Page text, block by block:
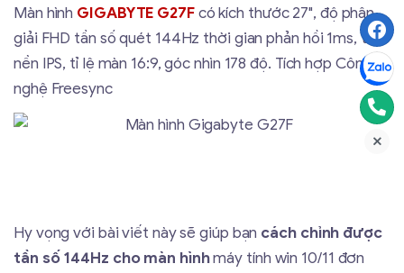
Màn hình GIGABYTE G27Fcó kích thước 27", độ phân
giải FHD tần số quét 144Hz thời gian phản hồi 1ms, tấm
nền IPS, tỉ lệ màn 16:9, góc nhìn 178 độ. Tích hợp Công
nghệ Freesync
Hy vọng với bài viết này sẽ giúp bạn cách chỉnh được
tần số 144Hz cho màn hìnhmáy tính win 10/11 đơn